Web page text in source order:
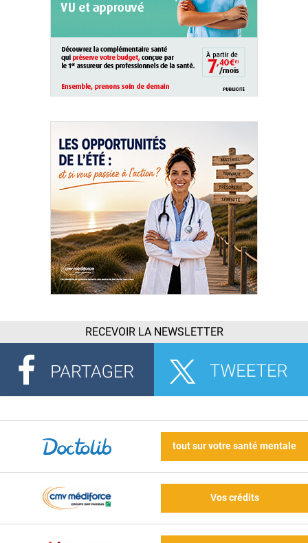
RECEVOIR LA NEWSLETTER
tout sur votre santé mentale
Vos crédits